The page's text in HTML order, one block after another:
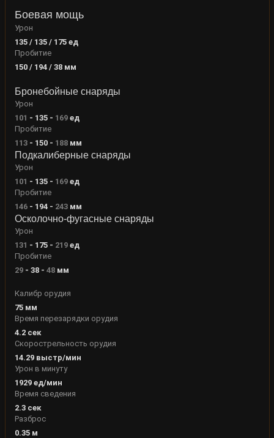
Боевая мощь
Урон
135 / 135 / 175 ед
Пробитие
150 / 194 / 38 мм
Бронебойные снаряды
Урон
101 - 135- 169ед
Пробитие
113- 150- 188 мм
Подкалиберные снаряды
Урон
101 - 135- 169ед
Пробитие
146- 194- 243 мм
Осколочно-фугасные снаряды
Урон
131 - 175- 219ед
Пробитие
29- 38- 48 мм
Калибр орудия
75мм
Время перезарядки орудия
4.2сек
Скорострельность орудия
14.29выстр/мин
Урон в минуту
1929ед/мин
Время сведения
2.3сек
Разброс
0.35м